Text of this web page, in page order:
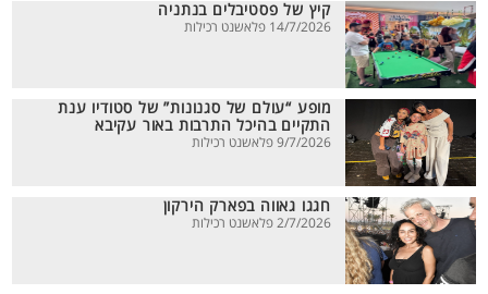
קיץ של פסטיבלים בנתניה
14/7/2026 פלאשנט רכילות
מופע “עולם של סגנונות” של סטודיו ענת
התקיים בהיכל התרבות באור עקיבא
9/7/2026 פלאשנט רכילות
חגגו גאווה בפארק הירקון
2/7/2026 פלאשנט רכילות